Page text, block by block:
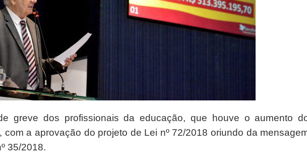
greve dos profissionais da educação, que houve o aumento
com a aprovação do projeto de Lei nº 72/2018 oriundo da
35/2018.